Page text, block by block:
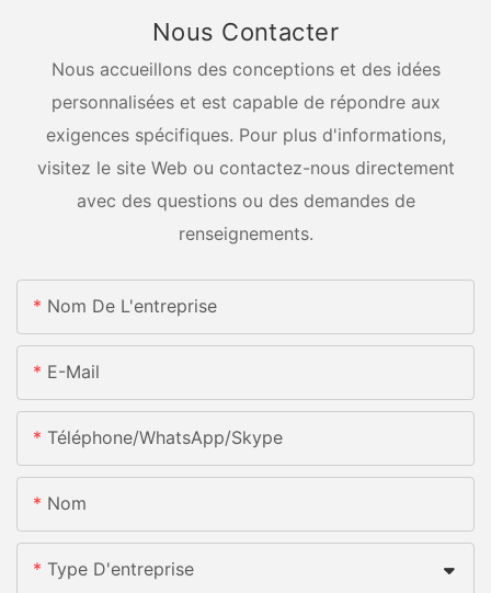
Nous Contacter
Nous accueillons des conceptions et des idées
personnalisées et est capable de répondre aux
exigences spécifiques. Pour plus d'informations,
visitez le site Web ou contactez-nous directement
avec des questions ou des demandes de
renseignements.
Nom De L'entreprise
E-Mail
Téléphone/WhatsApp/Skype
Nom
Type D'entreprise